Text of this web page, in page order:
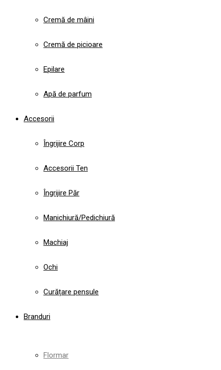
Cremă de mâini
Cremă de picioare
Epilare
Apă de parfum
Accesorii
Îngrijire Corp
Accesorii Ten
Îngrijire Păr
Manichiură/Pedichiură
Machiaj
Ochi
Curățare pensule
Branduri
Flormar